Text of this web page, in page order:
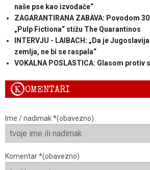
naše pse kao izvođače“
ZAGARANTIRANA ZABAVA: Povodom
„Pulp Fictiona“ stižu The Quarantinos
INTERVJU - LAIBACH: „Da je
zemlja, ne bi se raspala“
VOKALNA POSLASTICA: Glasom protiv
KOMENTARI
Ime / nadimak *(obavezno)
Komentar *(obavezno)